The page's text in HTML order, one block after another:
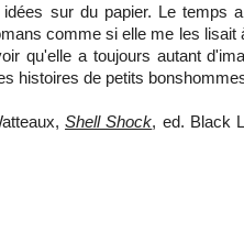
sur du papier. Le temps
comme si elle me les lisait
qu'elle a toujours autant
histoires de petits
Shell Shock, ed. Black